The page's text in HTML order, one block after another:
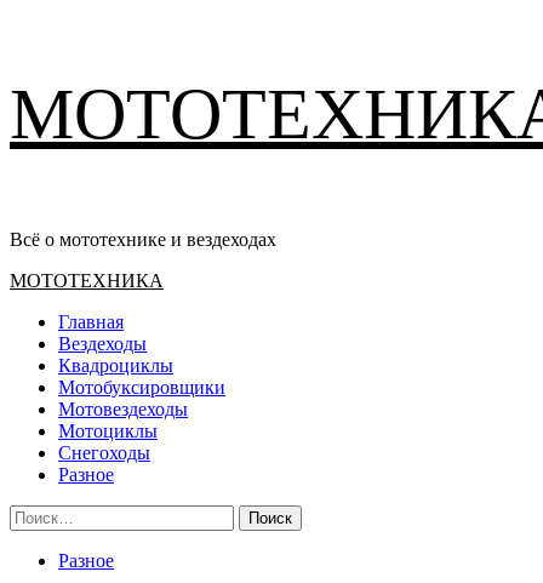
содержимому
Всё о мототехнике и вездеходах
Основное
МОТОТЕХНИКА
Главная
Вездеходы
Квадроциклы
Мотобуксировщики
Мотовездеходы
Мотоциклы
Снегоходы
Разное
Найти:
Разное